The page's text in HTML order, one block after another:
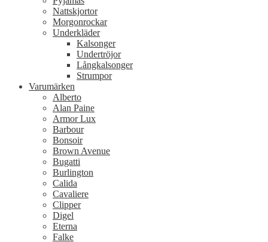
Nattskjortor
Morgonrockar
Underkläder
Kalsonger
Undertröjor
Långkalsonger
Strumpor
Varumärken
Alberto
Alan Paine
Armor Lux
Barbour
Bonsoir
Brown Avenue
Bugatti
Burlington
Calida
Cavaliere
Clipper
Digel
Eterna
Falke